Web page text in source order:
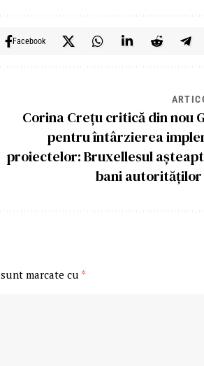
Facebook
Corina Creţu critică din nou
pentru întârzierea
proiectelor: Bruxellesul
bani autorităților
marcate cu *